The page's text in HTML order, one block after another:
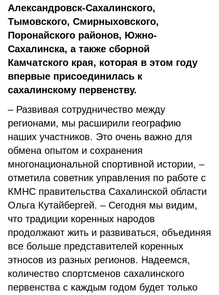
Александровск-Сахалинского,
Тымовского, Смирныховского,
Поронайского районов, Южно-
Сахалинска, а также сборной
Камчатского края, которая в этом году
впервые присоединилась к
сахалинскому первенству.
– Развивая сотрудничество между
регионами, мы расширили географию
наших участников. Это очень важно для
обмена опытом и сохранения
многонациональной спортивной истории, –
отметила советник управления по работе с
КМНС правительства Сахалинской области
Ольга Кутайбергей. – Сегодня мы видим,
что традиции коренных народов
продолжают жить и развиваться, объединяя
все больше представителей коренных
этносов из разных регионов. Надеемся,
количество спортсменов сахалинского
первенства с каждым годом будет только